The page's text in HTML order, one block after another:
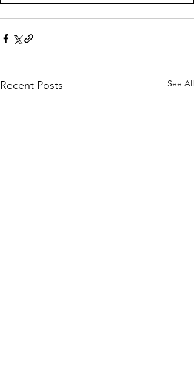
Recent Posts See All